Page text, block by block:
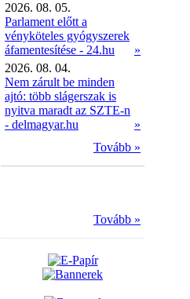
2026. 08. 05.
Parlament előtt a
vényköteles gyógyszerek
áfamentesítése - 24.hu
»
2026. 08. 04.
Nem zárult be minden
ajtó: több slágerszak is
nyitva maradt az SZTE-n
- delmagyar.hu
»
Tovább »
Tovább »